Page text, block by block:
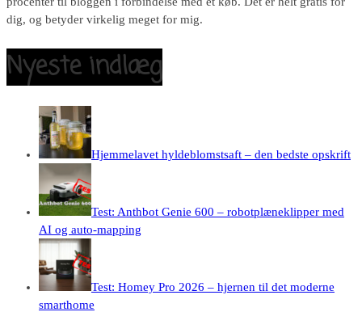
dig, og betyder virkelig meget for mig.
Nyeste indlæg
Hjemmelavet hyldeblomstsaft – den bedste opskrift
Test: Anthbot Genie 600 – robotplæneklipper med
AI og auto-mapping
Test: Homey Pro 2026 – hjernen til det moderne
smarthome